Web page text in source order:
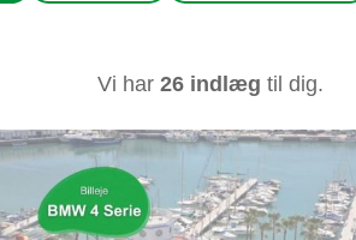
Vi har 26 indlæg til dig.